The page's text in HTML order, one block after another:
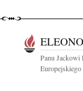
Panu Jackowi